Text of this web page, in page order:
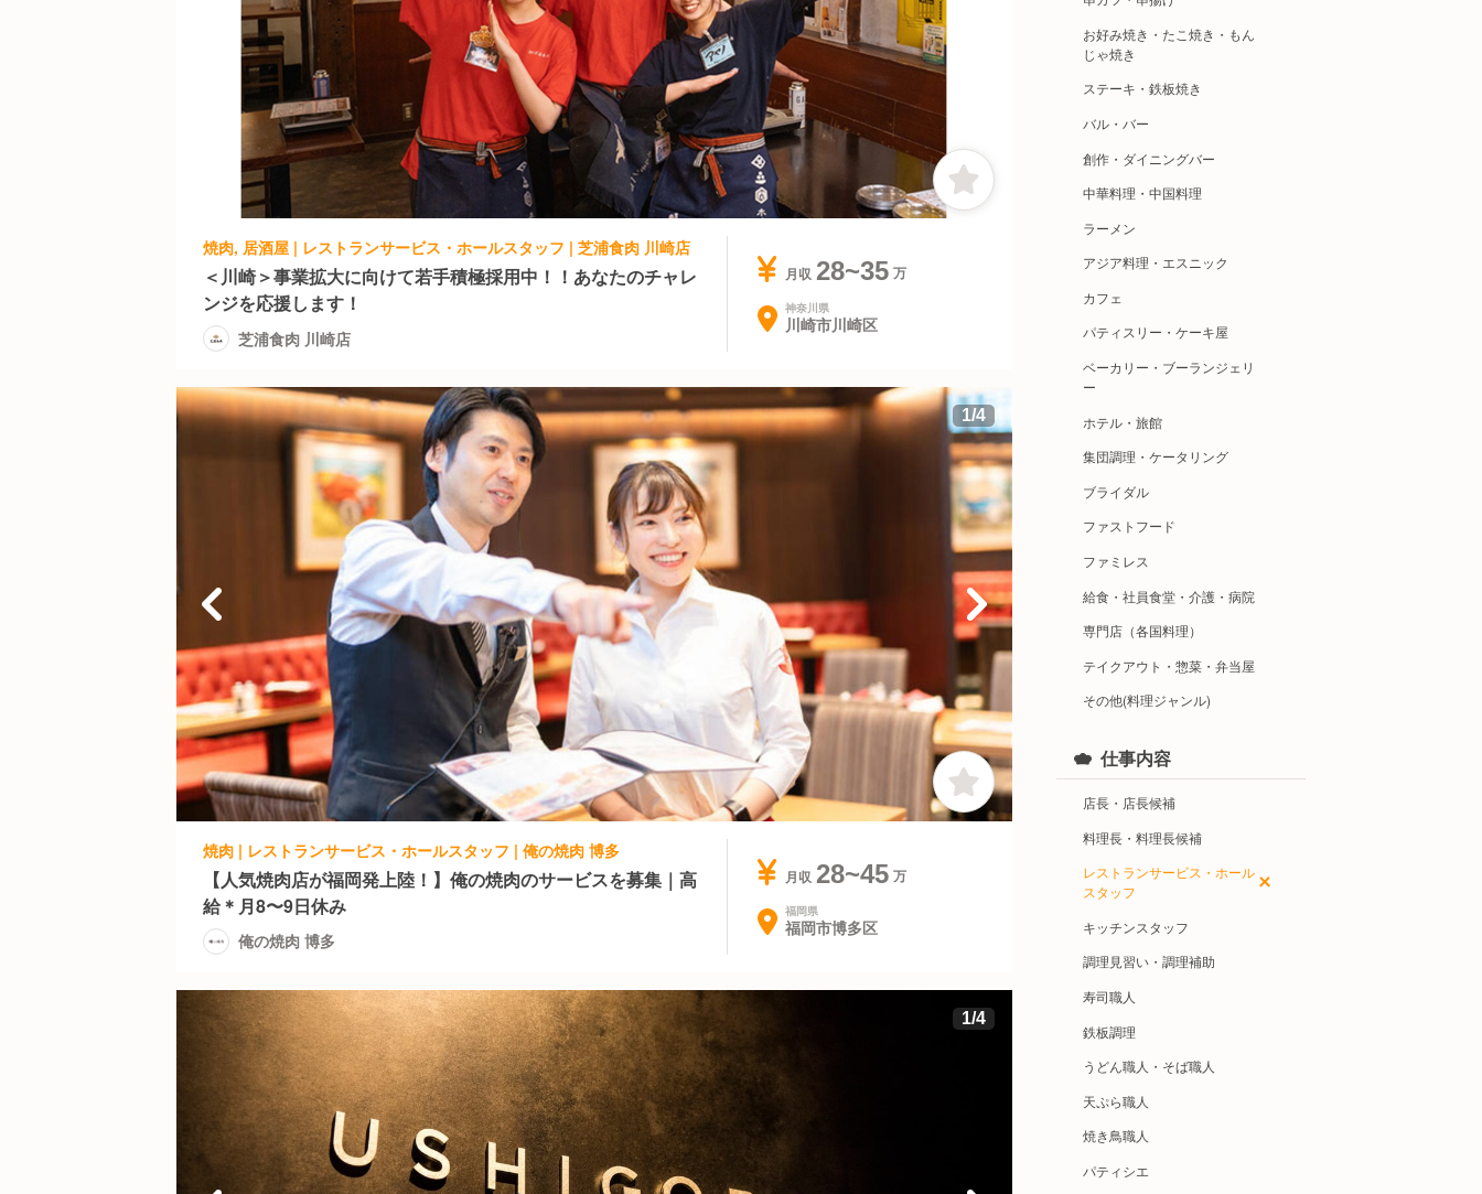
焼肉, 居酒屋 | レストランサービス・ホールスタッフ | 芝浦食肉 川崎店
＜川崎＞事業拡大に向けて若手積極採用中！！あなたのチャレ
ンジを応援します！
芝浦食肉 川崎店
月収 28~35
神奈川県
川崎市川崎区
1/4
焼肉 | レストランサービス・ホールスタッフ | 俺の焼肉 博多
【人気焼肉店が福岡発上陸！】俺の焼肉のサービスを募集｜高
給＊月8〜9日休み
俺の焼肉 博多
月収 28~45
福岡県
福岡市博多区
1/4
お好み焼き・たこ焼き・もん
じゃ焼き
ステーキ・鉄板焼き
バル・バー
創作・ダイニングバー
中華料理・中国料理
ラーメン
アジア料理・エスニック
カフェ
パティスリー・ケーキ屋
ベーカリー・ブーランジェリ
ー
ホテル・旅館
集団調理・ケータリング
ブライダル
ファストフード
ファミレス
給食・社員食堂・介護・病院
専門店（各国料理）
テイクアウト・惣菜・弁当屋
その他(料理ジャンル)
仕事内容
店長・店長候補
料理長・料理長候補
レストランサービス・ホール
スタッフ
キッチンスタッフ
調理見習い・調理補助
寿司職人
鉄板調理
うどん職人・そば職人
天ぷら職人
焼き鳥職人
パティシエ